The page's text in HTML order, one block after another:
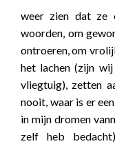
weer zien dat ze
woorden, om
ontroeren, om
het lachen (zijn
vliegtuig), zetten
nooit, waar is er
in mijn dromen
zelf heb